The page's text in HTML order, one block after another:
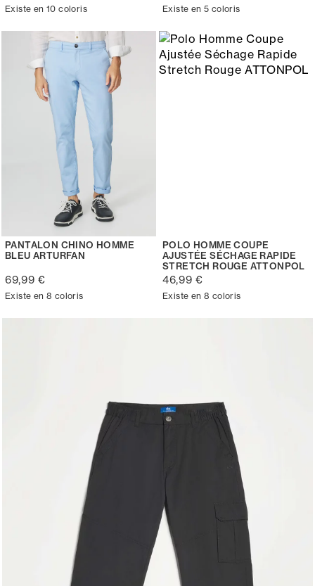
Existe en 10 coloris Existe en 5 coloris
PANTALON CHINO HOMME
BLEU ARTURFAN
69,99 €
Existe en 8 coloris
POLO HOMME COUPE
AJUSTÉE SÉCHAGE RAPIDE
STRETCH ROUGE ATTONPOL
46,99 €
Existe en 8 coloris